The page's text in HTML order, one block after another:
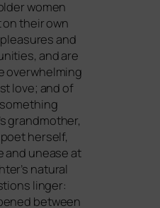
women
their own
and
and are
over­whel­ming
love; and of
grand­mo­ther,
hers­elf,
and unea­se at
natu­ral
lin­ger:
bet­ween